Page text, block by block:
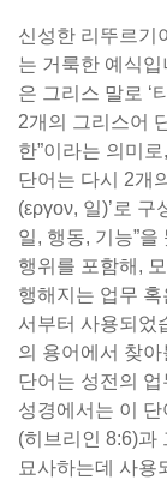
신성한 리뚜르기
는 거룩한 예식
은 그리스 말로 ‘
2개의 그리스어
한”이라는 의미
단어는 다시 2개
(εργον, 일)’로 구
일, 행동, 기능”을
행위를 포함해,
행해지는 업무
서부터 사용되었
의 용어에서 찾아
단어는 성전의
성경에서는 이
(히브리인 8:6)과
묘사하는데 사용